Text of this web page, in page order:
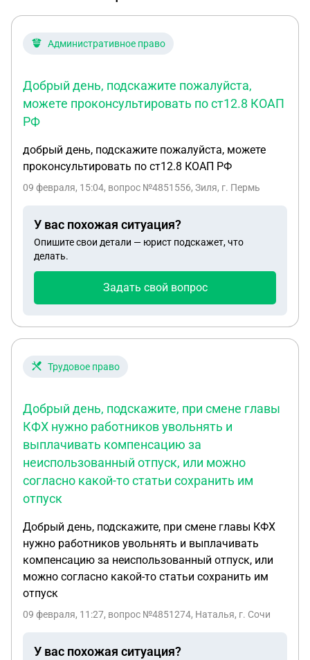
Административное право
Добрый день, подскажите пожалуйста,
можете проконсультировать по ст12.8 КОАП
РФ
добрый день, подскажите пожалуйста, можете
проконсультировать по ст12.8 КОАП РФ
09 февраля, 15:04, вопрос №4851556, Зиля, г. Пермь
У вас похожая ситуация?
Опишите свои детали — юрист подскажет, что
делать.
Задать свой вопрос
Трудовое право
Добрый день, подскажите, при смене главы
КФХ нужно работников увольнять и
выплачивать компенсацию за
неиспользованный отпуск, или можно
согласно какой-то статьи сохранить им
отпуск
Добрый день, подскажите, при смене главы КФХ
нужно работников увольнять и выплачивать
компенсацию за неиспользованный отпуск, или
можно согласно какой-то статьи сохранить им
отпуск
09 февраля, 11:27, вопрос №4851274, Наталья, г. Сочи
У вас похожая ситуация?